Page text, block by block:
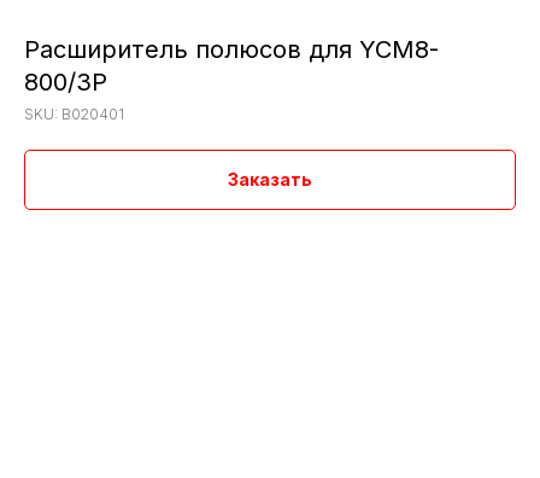
Расширитель полюсов для YCM8-
800/3P
SKU: B020401
Заказать